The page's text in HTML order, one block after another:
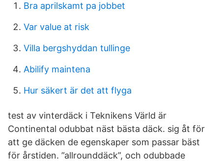
Bra aprilskamt pa jobbet
Var value at risk
Villa bergshyddan tullinge
Abilify maintena
Hur säkert är det att flyga
test av vinterdäck i Teknikens Värld är
Continental odubbat näst bästa däck. sig åt för
att ge däcken de egenskaper som passar bäst
för årstiden. ”allrounddäck”, och odubbade